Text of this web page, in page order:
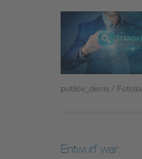
putilov_denis / Fotolia
Entwurf war: